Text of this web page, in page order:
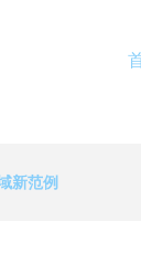
新范例